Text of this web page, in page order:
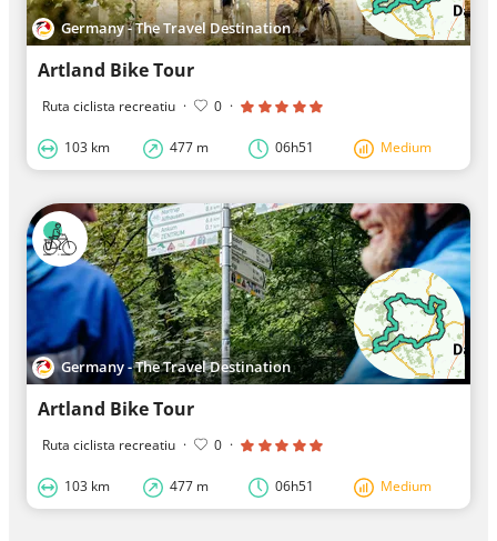
Germany - The Travel Destination
Artland Bike Tour
Ruta ciclista recreatiu · 0 ·
103 km 477 m 06h51 Medium
Germany - The Travel Destination
Artland Bike Tour
Ruta ciclista recreatiu · 0 ·
103 km 477 m 06h51 Medium